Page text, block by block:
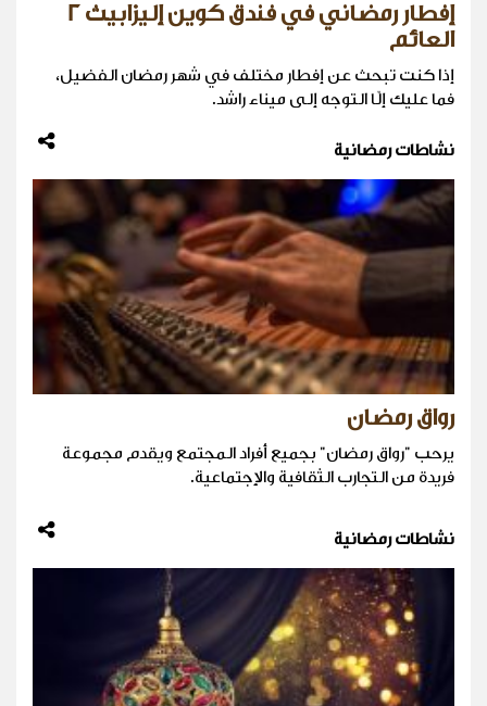
إفطار رمضاني في فندق كوين إليزابيث 2
العائم
إذا كنت تبحث عن إفطار مختلف في شهر رمضان الفضيل،
فما عليك إلّا التوجه إلى ميناء راشد.
نشاطات رمضانية
رواق رمضان
يرحب "رواق رمضان" بجميع أفراد المجتمع ويقدم مجموعة
فريدة من التجارب الثقافية والإجتماعية.
نشاطات رمضانية